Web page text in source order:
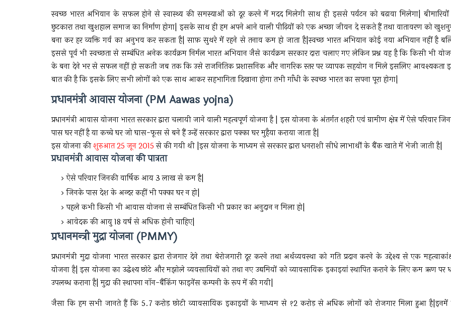
स्वच्छ भारत अभियान के सफल होने से स्वास्थ्य की समस्याओं को दूर करने में मदद मिलेगी साथ ही इससे पर्यटन को बढ़ावा मिलेगा|
छुटकारा तथा खुशहाल समाज का निर्माण होगा| इसके साथ ही हम अपने आने वाली पीढ़ियों को एक अच्छा जीवन दे सकते हैं तथा वातावरण को
बना कर हर व्यक्ति गर्व का अनुभव कर सकता है| साफ़ सुथरे में रहने से तनाव कम हो जाता है|स्वच्छ भारत अभियान कोई नया अभियान नहीं है
इससे पूर्व भी स्वच्छता से सम्बंधित अनेक कार्यक्रम निर्मल भारत अभियान जैसे कार्यक्रम सरकार दारा चलाए गए लेकिन प्रश्न यह है कि किसी भी
के बना देने भर से सफल नहीं हो सकती जब तक कि उसे राजनितिक प्रशासनिक और नागरिक स्तर पर व्यापक सहयोग न मिले इसलिए आवश्यकता
बात की है कि इसके लिए सभी लोगों को एक साथ आकर सहभागिता दिखाना होगा तभी गाँधी के स्वच्छ भारत का सपना पूरा होगा|
प्रधानमंत्री आवास योजना (PM Aawas yojna)
प्रधानमंत्री आवास योजना भारत सरकार द्वारा चलायी जाने वाली महत्वपूर्ण योजना है | इस योजना के अंतर्गत शहरी एवं ग्रामीण क्षेत्र में ऐसे परिवार
पास घर नहीं है या कच्चे घर जो घास-फूस से बने हैं उन्हें सरकार द्वारा पक्का घर मुहैया कराया जाता है|
इस योजना कीशुरुआत 25 जून 2015से की गयी थी |इस योजना के माध्यम से सरकार द्वारा धनराशी सीधे लाभार्थी के बैंक खाते में भेजी जाती है|
प्रधानमंत्री आवास योजना की पात्रता
ऐसे परिवार जिनकी वार्षिक आय 3 लाख से कम है|
जिनके पास देश के अन्दर कहीं भी पक्का घर न हो|
पहले कभी किसी भी आवास योजना से सम्बंधित किसी भी प्रकार का अनुदान न मिला हो|
आवेदक की आयु 18 वर्ष से अधिक होनी चाहिए|
प्रधानमन्त्री मुद्रा योजना (PMMY)
प्रधानमंत्री मुद्रा योजना भारत सरकार द्वारा रोजगार देने तथा बेरोजगारी दूर करने तथा अर्थव्यवस्था को गति प्रदान करने के उद्देश्य से एक
योजना है| इस योजना का उद्धेश्य छोटे और मझोले व्यवसायियों को तथा नए उद्यमियों को व्यावसायिक इकाइयां स्थापित कराने के लिए कम ऋण पर
उपलब्ध कराना है| मुद्रा की स्थापना नॉन-बैंकिंग फाइनेंस कम्पनी के रूप में की गयी|
जैसा कि हम सभी जानते हैं कि 5.7 करोड़ छोटी व्यावसायिक इकाइयों के माध्यम से १2 करोड़ से अधिक लोगों को रोजगार मिला हुआ